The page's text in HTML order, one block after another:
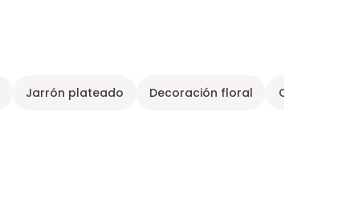
Jarrón plateado Decoración floral Objeto